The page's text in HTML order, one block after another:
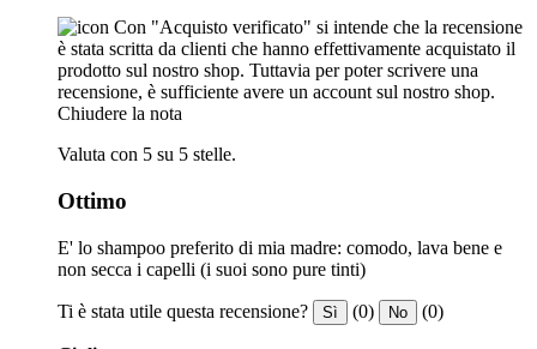
Con "Acquisto verificato" si intende che la recensione
è stata scritta da clienti che hanno effettivamente acquistato il
prodotto sul nostro shop. Tuttavia per poter scrivere una
recensione, è sufficiente avere un account sul nostro shop.
Chiudere la nota
Valuta con 5 su 5 stelle.
Ottimo
E' lo shampoo preferito di mia madre: comodo, lava bene e
non secca i capelli (i suoi sono pure tinti)
Ti è stata utile questa recensione? Sì (0) No (0)